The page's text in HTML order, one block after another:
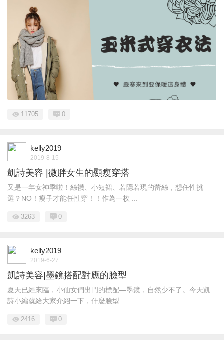
11705 0
kelly2019
2019-8-15
凱詩美容 |微胖女生的顯瘦穿搭
又是一年女神季啦！絲襪、小短裙、若隱若現的蕾絲，想任性挑
選？NO！瘦子才能任性穿！！作為一枚 ...
3263 0
kelly2019
2019-6-27
凱詩美容|墨鏡搭配對應的臉型
夏天已經來臨，小仙女們出門的標配—墨鏡，自然少不了。今天凱
詩小編就給大家介紹一下，什麼臉型 ...
2416 0